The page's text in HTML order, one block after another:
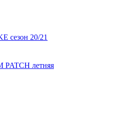
сезон 20/21
PATCH летняя